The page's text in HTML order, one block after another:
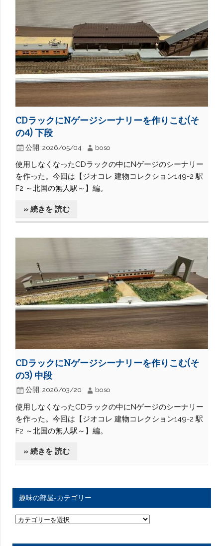
CDラックにNゲージシーナリーを作りこむ(そ
の4) 下段
公開: 2026/05/04 boso
使用しなくなったCDラックの中にNゲージのシーナリー
を作った。今回は【ジオコレ 建物コレクション149-2 駅
F2 ～北国の無人駅～】編。
» 続きを 読む
CDラックにNゲージシーナリーを作りこむ(そ
の3) 中段
公開: 2026/03/20 boso
使用しなくなったCDラックの中にNゲージのシーナリー
を作った。今回は【ジオコレ 建物コレクション149-2 駅
F2 ～北国の無人駅～】編。
» 続きを 読む
趣味の部屋-カテゴリー
趣
味